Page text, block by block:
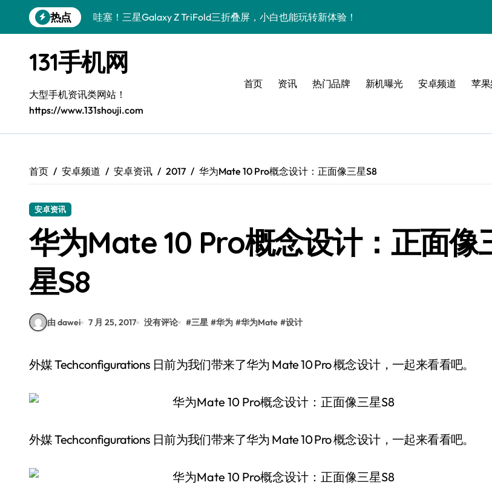
到
热点
哇塞！三星Galaxy Z TriFold三折叠屏，小白也能玩转新体验！
数码小白惊了！三星S26这波黑科技是要逆天啦！
数码小白惊了！三星Galaxy Z Fold7新亮点，手机管家抢先爆！
数码小白必看！vivo S50新功能优惠大揭秘，玩机更高效！
数码小白惊了！vivo S50 Pro mini小机身竟装下海量资讯
数码小白惊了！三星S26这些黑科技是要逆天啦！
数码小白必看！vivo S50新功能优惠大揭秘，高效玩机就现在！
131手机网
大型手机资讯类网站！
https://www.131shouji.com
首页 资讯 热门品牌 新机曝光 安卓频道 苹
首页 安卓频道 安卓资讯 2017 华为Mate 10 Pro概念设计：正面像三星S8
安卓资讯
华为Mate 10 Pro概念设计：正面像
星S8
由 dawei 7 月 25, 2017 没有评论 #三星 #华为 #华为Mate #设计
外媒 Techconfigurations 日前为我们带来了华为 Mate 10 Pro 概念设计，一起来看看吧。
外媒 Techconfigurations 日前为我们带来了华为 Mate 10 Pro 概念设计，一起来看看吧。